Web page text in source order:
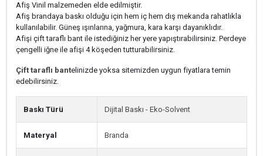
Afiş Vinil malzemeden elde edilmiştir.
Afiş brandaya baskı olduğu için hem iç hem dış mekanda rahatlıkla
kullanılabilir. Güneş ışınlarına, yağmura, kara karşı dayanıklıdır.
Afişi çift taraflı bant ile istediğiniz her yere yapıştırabilirsiniz. Perdeye
çengelli iğne ile afişi 4 köşeden tutturabilirsiniz.
Çift taraflı bantelinizde yoksa sitemizden uygun fiyatlara temin
edebilirsiniz.
Baskı Türü Dijital Baskı - Eko-Solvent
Materyal Branda